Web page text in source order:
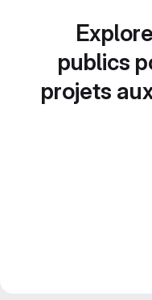
publics
projets